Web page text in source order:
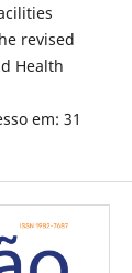
revised
Health
em: 31